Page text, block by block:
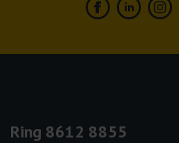
Ring 8612 8855